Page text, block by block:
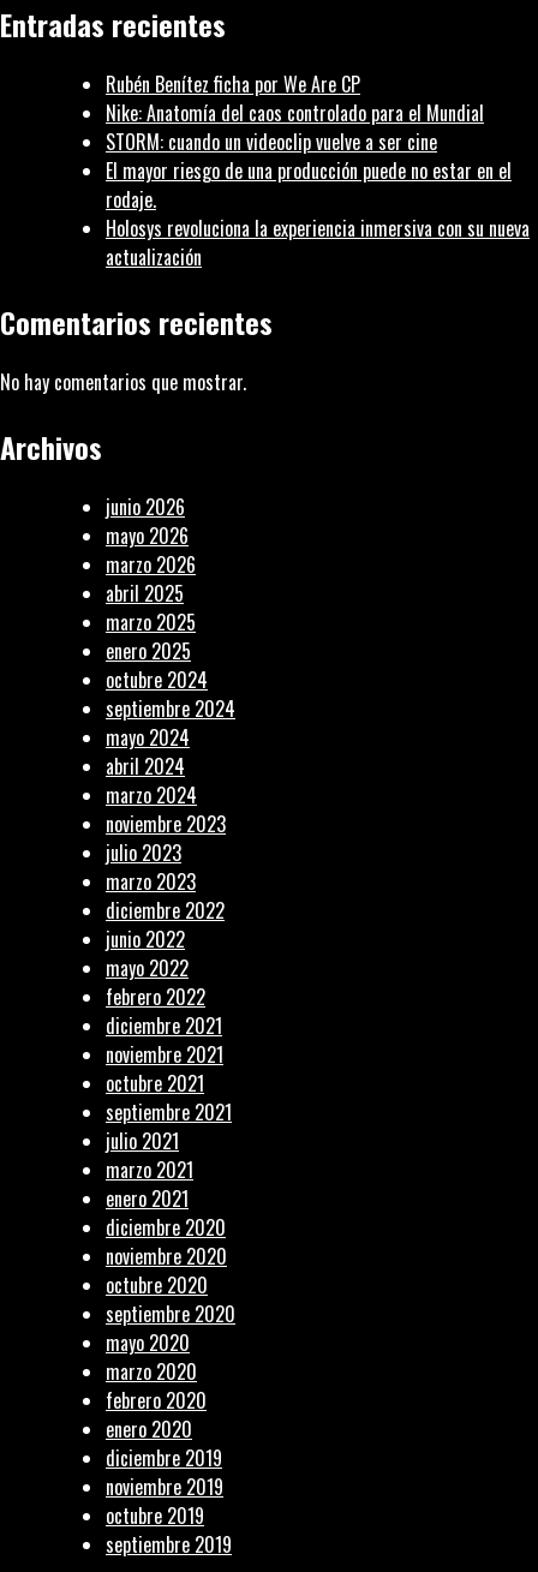
Entradas recientes
Rubén Benítez ficha por We Are CP
Nike: Anatomía del caos controlado para el Mundial
STORM: cuando un videoclip vuelve a ser cine
El mayor riesgo de una producción puede no estar en el
rodaje.
Holosys revoluciona la experiencia inmersiva con su nueva
actualización
Comentarios recientes
No hay comentarios que mostrar.
Archivos
junio 2026
mayo 2026
marzo 2026
abril 2025
marzo 2025
enero 2025
octubre 2024
septiembre 2024
mayo 2024
abril 2024
marzo 2024
noviembre 2023
julio 2023
marzo 2023
diciembre 2022
junio 2022
mayo 2022
febrero 2022
diciembre 2021
noviembre 2021
octubre 2021
septiembre 2021
julio 2021
marzo 2021
enero 2021
diciembre 2020
noviembre 2020
octubre 2020
septiembre 2020
mayo 2020
marzo 2020
febrero 2020
enero 2020
diciembre 2019
noviembre 2019
octubre 2019
septiembre 2019